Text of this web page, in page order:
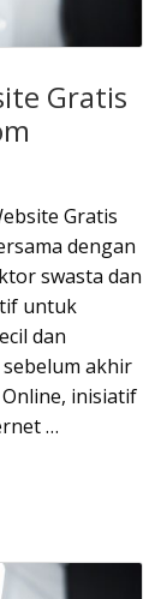
Gratis
Gratis
dengan
swasta dan
untuk
dan
akhir
inisiatif
…